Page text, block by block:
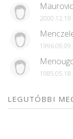
2000.12.19
1996.09.09
1985.05.18
LEGUTÓBBI